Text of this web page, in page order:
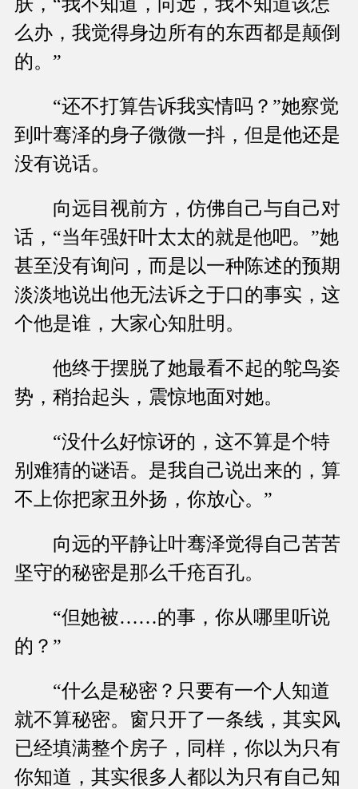
么办，我觉得身边所有的东西都是颠倒
的。”
“还不打算告诉我实情吗？”她察觉
到叶骞泽的身子微微一抖，但是他还是
没有说话。
向远目视前方，仿佛自己与自己对
话，“当年强奸叶太太的就是他吧。”她
甚至没有询问，而是以一种陈述的预期
淡淡地说出他无法诉之于口的事实，这
个他是谁，大家心知肚明。
他终于摆脱了她最看不起的鸵鸟姿
势，稍抬起头，震惊地面对她。
“没什么好惊讶的，这不算是个特
别难猜的谜语。是我自己说出来的，算
不上你把家丑外扬，你放心。”
向远的平静让叶骞泽觉得自己苦苦
坚守的秘密是那么千疮百孔。
“但她被……的事，你从哪里听说
的？”
“什么是秘密？只要有一个人知道
就不算秘密。窗只开了一条线，其实风
已经填满整个房子，同样，你以为只有
你知道，其实很多人都以为只有自己知